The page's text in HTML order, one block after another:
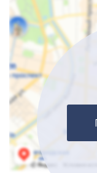
Средства
В составе
собственности,
постройки,
оборудование
предоставляется
свиней, птицы